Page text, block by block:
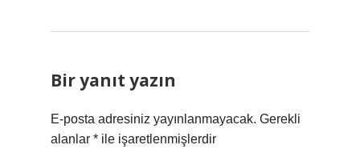
Bir yanıt yazın
E-posta adresiniz yayınlanmayacak. Gerekli
alanlar * ile işaretlenmişlerdir